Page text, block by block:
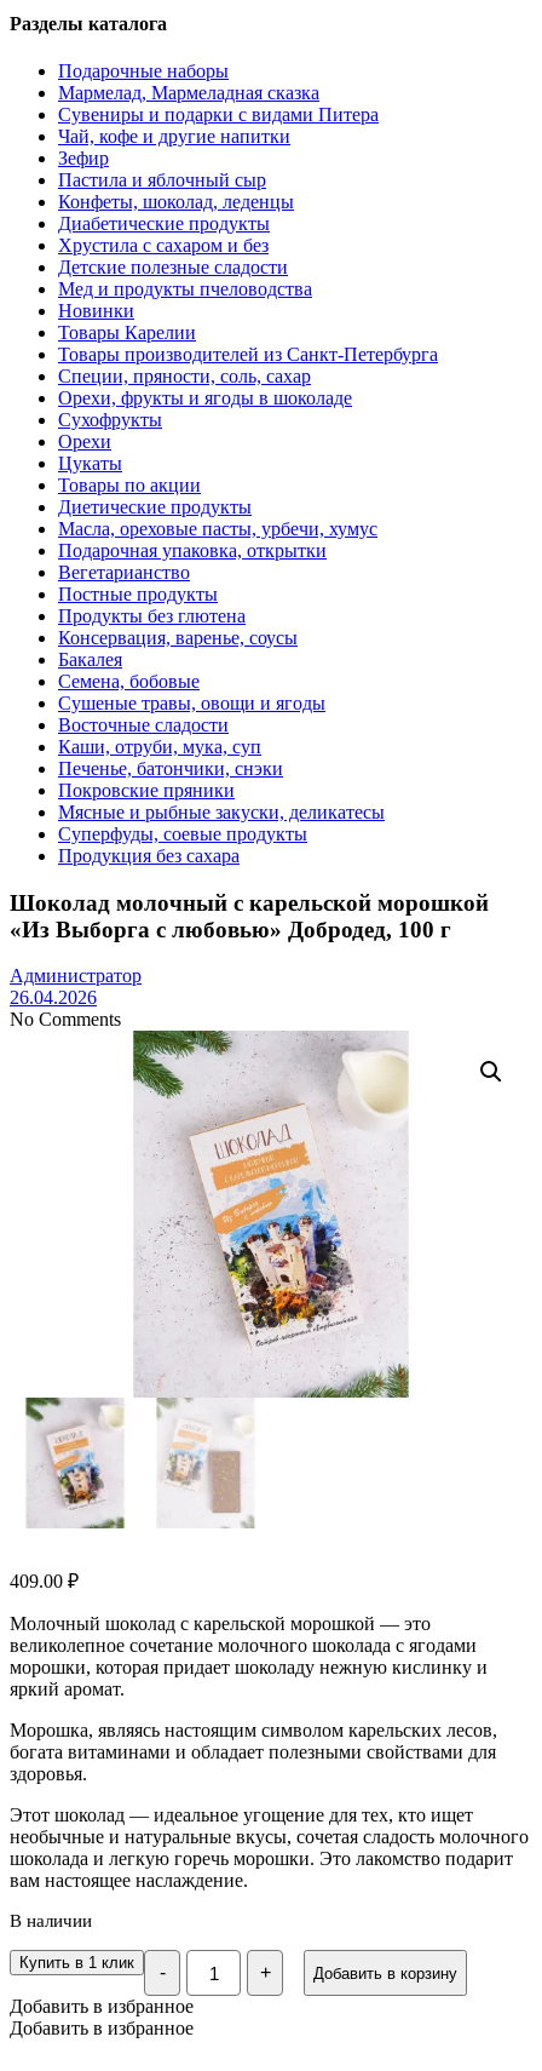
Разделы каталога
Подарочные наборы
Мармелад, Мармеладная сказка
Сувениры и подарки с видами Питера
Чай, кофе и другие напитки
Зефир
Пастила и яблочный сыр
Конфеты, шоколад, леденцы
Диабетические продукты
Хрустила с сахаром и без
Детские полезные сладости
Мед и продукты пчеловодства
Новинки
Товары Карелии
Товары производителей из Санкт-Петербурга
Специи, пряности, соль, сахар
Орехи, фрукты и ягоды в шоколаде
Сухофрукты
Орехи
Цукаты
Товары по акции
Диетические продукты
Масла, ореховые пасты, урбечи, хумус
Подарочная упаковка, открытки
Вегетарианство
Постные продукты
Продукты без глютена
Консервация, варенье, соусы
Бакалея
Семена, бобовые
Сушеные травы, овощи и ягоды
Восточные сладости
Каши, отруби, мука, суп
Печенье, батончики, снэки
Покровские пряники
Мясные и рыбные закуски, деликатесы
Суперфуды, соевые продукты
Продукция без сахара
Шоколад молочный с карельской морошкой
«Из Выборга с любовью» Добродед, 100 г
Администратор
26.04.2026
No Comments
409.00 ₽
Молочный шоколад с карельской морошкой — это
великолепное сочетание молочного шоколада с ягодами
морошки, которая придает шоколаду нежную кислинку и
яркий аромат.
Морошка, являясь настоящим символом карельских лесов,
богата витаминами и обладает полезными свойствами для
здоровья.
Этот шоколад — идеальное угощение для тех, кто ищет
необычные и натуральные вкусы, сочетая сладость молочного
шоколада и легкую горечь морошки. Это лакомство подарит
вам настоящее наслаждение.
В наличии
-
Количество
Шоколад
молочный
с
карельской
+ Добавить в корзину
Купить в 1 клик
Добавить в избранное
Добавить в избранное